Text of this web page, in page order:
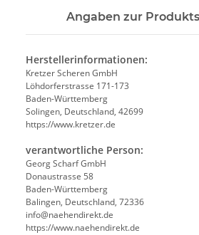
Angaben zur
Herstellerinformationen:
Kretzer Scheren GmbH
Löhdorferstrasse 171-173
Baden-Württemberg
Solingen, Deutschland, 42699
https://www.kretzer.de
verantwortliche Person:
Georg Scharf GmbH
Donaustrasse 58
Baden-Württemberg
Balingen, Deutschland, 72336
info@naehendirekt.de
https://www.naehendirekt.de